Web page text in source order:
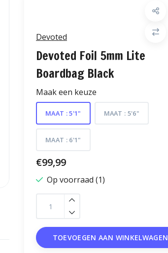
Devoted
Devoted Foil 5mm Lite
Boardbag Black
Maak een keuze
MAAT : 5'1" MAAT : 5'6"
MAAT : 6'1"
€99,99
Op voorraad (1)
TOEVOEGEN AAN WINKELWAGEN